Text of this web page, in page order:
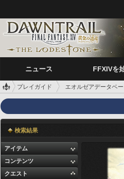
ニュース FFXIVを
プレイガイド エオルゼアデータベ
検索結果
アイテム
コンテンツ
クエスト